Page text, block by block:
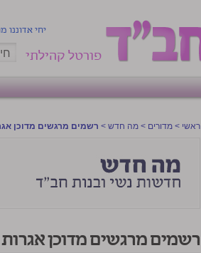
יחי אדוננו
פורטל קהילתי
ראשי > מדורים > מה חדש > רשמים מרגשים מדוכן
רשמים מרגשים מדוכן אגרות